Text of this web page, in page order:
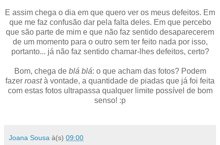
E assim chega o dia em que quero ver os meus defeitos. Em
que me faz confusão dar pela falta deles. Em que percebo
que são parte de mim e que não faz sentido desaparecerem
de um momento para o outro sem ter feito nada por isso,
portanto... já não faz sentido chamar-lhes defeitos, certo?
Bom, chega de blá blá: o que acham das fotos? Podem
fazer roastà vontade, a quantidade de piadas que já foi feita
com estas fotos ultrapassa qualquer limite possível de bom
senso! :p
Joana Sousa à(s) 09:00